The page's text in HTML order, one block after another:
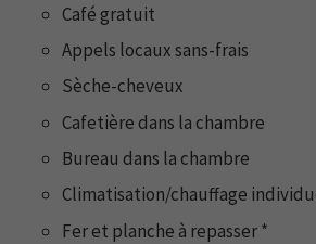
Café gratuit
Appels locaux sans-frais
Sèche-cheveux
Cafetière dans la chambre
Bureau dans la chambre
Climatisation/chauffage
Fer et planche à repasser *